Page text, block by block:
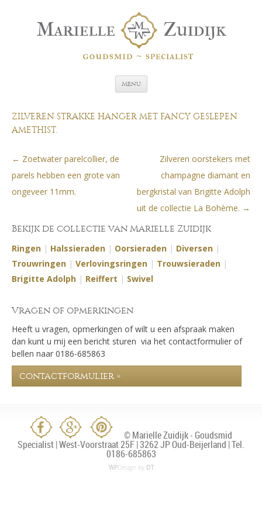
Menu Spring naar de inhoud
ZILVEREN STRAKKE HANGER MET FANCY GESLEPEN
AMETHIST.
Berichtnavigatie
← Zoetwater parelcollier, de
parels hebben een grote van
ongeveer 11mm.
Zilveren oorstekers met
champagne diamant en
bergkristal van Brigitte Adolph
uit de collectie La Bohème. →
Bekijk de collectie van Marielle Zuidijk
Ringen | Halssieraden | Oorsieraden | Diversen |
Trouwringen | Verlovingsringen | Trouwsieraden |
Brigitte Adolph | Reiffert | Swivel
Vragen of opmerkingen
Heeft u vragen, opmerkingen of wilt u een afspraak maken
dan kunt u mij een bericht sturen via het contactformulier of
bellen naar 0186-685863
contactformulier »
© Marielle Zuidijk - Goudsmid
Specialist | West-Voorstraat 25F | 3262 JP Oud-Beijerland | Tel.
0186-685863
WPDesign by DT